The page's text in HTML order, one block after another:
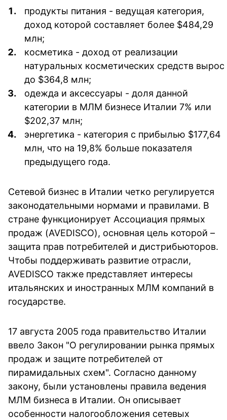
продукты питания - ведущая категория,
доход которой составляет более $484,29
млн;
косметика - доход от реализации
натуральных косметических средств вырос
до $364,8 млн;
одежда и аксессуары - доля данной
категории в МЛМ бизнесе Италии 7% или
$202,37 млн;
энергетика - категория с прибылью $177,64
млн, что на 19,8% больше показателя
предыдущего года.
Сетевой бизнес в Италии четко регулируется
законодательными нормами и правилами. В
стране функционирует Ассоциация прямых
продаж (AVEDISCO), основная цель которой –
защита прав потребителей и дистрибьюторов.
Чтобы поддерживать развитие отрасли,
AVEDISCO также представляет интересы
итальянских и иностранных МЛМ компаний в
государстве.
17 августа 2005 года правительство Италии
ввело Закон "О регулировании рынка прямых
продаж и защите потребителей от
пирамидальных схем". Согласно данному
закону, были установлены правила ведения
МЛМ бизнеса в Италии. Он описывает
особенности налогообложения сетевых